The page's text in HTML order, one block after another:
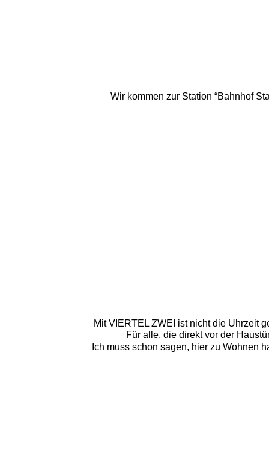
Wir kommen zur Station “Bahnhof
Mit VIERTEL ZWEI ist nicht die Uhrzeit
Für alle, die direkt vor der
Ich muss schon sagen, hier zu Wohnen